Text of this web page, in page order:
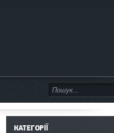
КАТЕГОРІЇ